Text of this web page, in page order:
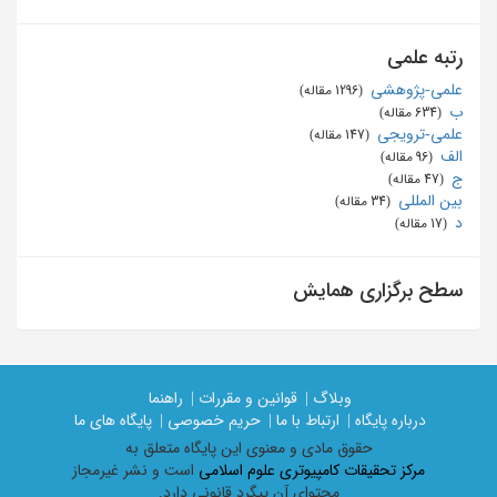
رتبه علمی
علمی-پژوهشی
ب
علمی-ترویجی
الف
ج
بین المللی
د
سطح برگزاری همایش
وبلاگ | قوانین و مقررات |
راهنما
درباره پایگاه |
ارتباط با ما | حریم خصوصی |
پایگاه های ما
حقوق مادی و معنوی اين پايگاه متعلق به
مرکز تحقیقات کامپیوتری علوم اسلامی است و نشر غیرمجاز
محتوای آن پیگرد قانونی دارد.